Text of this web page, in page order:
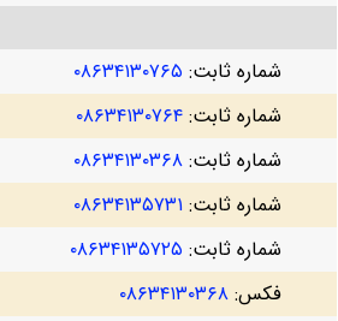
شماره ثابت: ۰۸۶۳۴۱۳۰۷۶۵
شماره ثابت: ۰۸۶۳۴۱۳۰۷۶۴
شماره ثابت: ۰۸۶۳۴۱۳۰۳۶۸
شماره ثابت: ۰۸۶۳۴۱۳۵۷۳۱
شماره ثابت: ۰۸۶۳۴۱۳۵۷۲۵
فکس: ۰۸۶۳۴۱۳۰۳۶۸